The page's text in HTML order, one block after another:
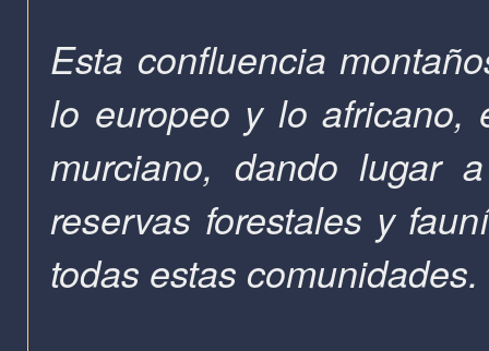
Esta confluencia
lo europeo y lo africano,
murciano, dando lugar
reservas forestales y
todas estas comunidades.